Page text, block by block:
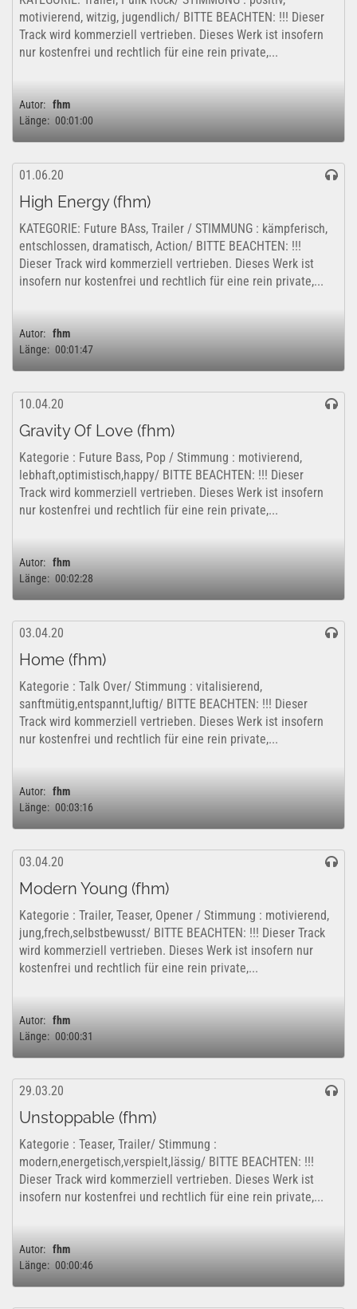
motivierend, witzig, jugendlich/ BITTE BEACHTEN: !!! Dieser
Track wird kommerziell vertrieben. Dieses Werk ist insofern
nur kostenfrei und rechtlich für eine rein private,...
Autor: fhm
Länge: 00:01:00
01.06.20
High Energy (fhm)
KATEGORIE: Future BAss, Trailer / STIMMUNG : kämpferisch,
entschlossen, dramatisch, Action/ BITTE BEACHTEN: !!!
Dieser Track wird kommerziell vertrieben. Dieses Werk ist
insofern nur kostenfrei und rechtlich für eine rein private,...
Autor: fhm
Länge: 00:01:47
10.04.20
Gravity Of Love (fhm)
Kategorie : Future Bass, Pop / Stimmung : motivierend,
lebhaft,optimistisch,happy/ BITTE BEACHTEN: !!! Dieser
Track wird kommerziell vertrieben. Dieses Werk ist insofern
nur kostenfrei und rechtlich für eine rein private,...
Autor: fhm
Länge: 00:02:28
03.04.20
Home (fhm)
Kategorie : Talk Over/ Stimmung : vitalisierend,
sanftmütig,entspannt,luftig/ BITTE BEACHTEN: !!! Dieser
Track wird kommerziell vertrieben. Dieses Werk ist insofern
nur kostenfrei und rechtlich für eine rein private,...
Autor: fhm
Länge: 00:03:16
03.04.20
Modern Young (fhm)
Kategorie : Trailer, Teaser, Opener / Stimmung : motivierend,
jung,frech,selbstbewusst/ BITTE BEACHTEN: !!! Dieser Track
wird kommerziell vertrieben. Dieses Werk ist insofern nur
kostenfrei und rechtlich für eine rein private,...
Autor: fhm
Länge: 00:00:31
29.03.20
Unstoppable (fhm)
Kategorie : Teaser, Trailer/ Stimmung :
modern,energetisch,verspielt,lässig/ BITTE BEACHTEN: !!!
Dieser Track wird kommerziell vertrieben. Dieses Werk ist
insofern nur kostenfrei und rechtlich für eine rein private,...
Autor: fhm
Länge: 00:00:46